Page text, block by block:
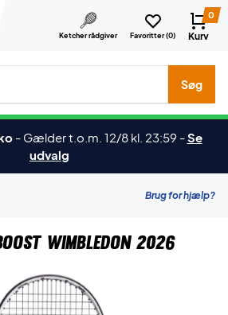
Ketcher rådgiver Favoritter (0)
0
Kurv
mærker etc.
Søg
- Gælder t.o.m. 12/8 kl. 23:59 -Se
udvalg
Brug for hjælp?
Wimbledon 2026